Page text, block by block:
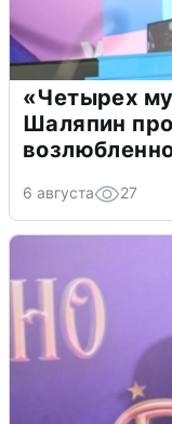
«Четырех
Шаляпин
6 августа 27